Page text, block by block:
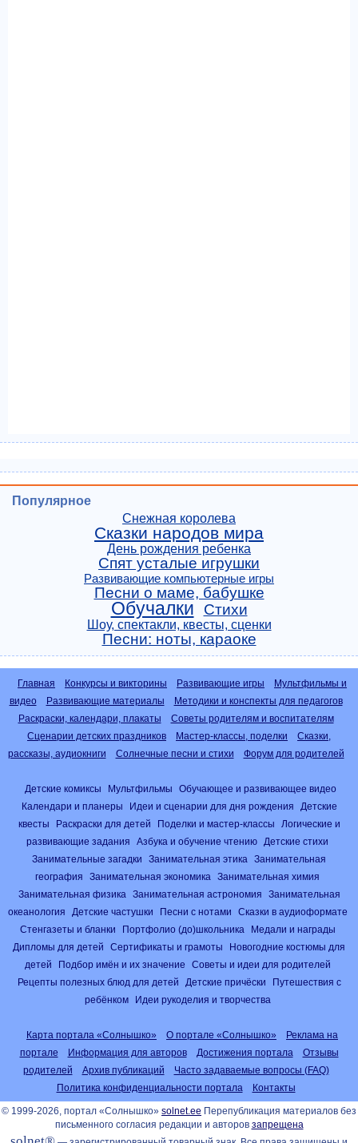
Популярное
Снежная королева
Сказки народов мира
День рождения ребенка
Спят усталые игрушки
Развивающие компьютерные игры
Песни о маме, бабушке
Обучалки Стихи
Шоу, спектакли, квесты, сценки
Песни: ноты, караоке
Главная Конкурсы и викторины Развивающие игры
Мультфильмы и
видео
Развивающие материалы
Методики и конспекты для педагогов
Раскраски, календари, плакаты
Советы родителям и воспитателям
Сценарии детских праздников
Мастер-классы, поделки
Сказки,
рассказы, аудиокниги
Солнечные песни и стихи Форум для родителей
Детские комиксы Мультфильмы
Обучающее и развивающее видео
Календари и планеры
Идеи и сценарии для дня рождения
Детские
квесты
Раскраски для детей Поделки и мастер-классы
Логические и
развивающие задания
Азбука и обучение чтению
Детские стихи
Занимательные загадки
Занимательная этика
Занимательная
география
Занимательная экономика
Занимательная химия
Занимательная физика
Занимательная астрономия
Занимательная
океанология
Детские частушки Песни с нотами
Сказки в аудиоформате
Стенгазеты и бланки
Портфолио (до)школьника
Медали и награды
Дипломы для детей
Сертификаты и грамоты
Новогодние костюмы для
детей
Подбор имён и их значение
Советы и идеи для родителей
Рецепты полезных блюд для детей
Детские причёски
Путешествия с
ребёнком
Идеи рукоделия и творчества
Карта портала «Солнышко» О портале «Солнышко»
Реклама на
портале
Информация для авторов Достижения портала
Отзывы
родителей
Архив публикаций
Часто задаваемые вопросы (FAQ)
Политика конфиденциальности портала
Контакты
© 1999-2026, портал «Солнышко» solnet.ee Перепубликация материалов без
письменного согласия редакции и авторов запрещена